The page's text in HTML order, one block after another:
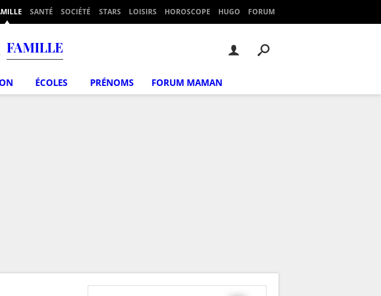
SANTÉ SOCIÉTÉ STARS LOISIRS HOROSCOPE HUGO FORUM
FAMILLE
ÉCOLES PRÉNOMS FORUM MAMAN